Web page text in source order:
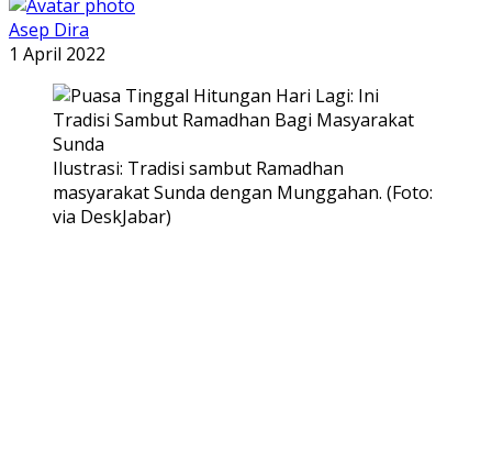
Asep Dira
1 April 2022
Ilustrasi: Tradisi sambut Ramadhan
masyarakat Sunda dengan Munggahan. (Foto:
via DeskJabar)